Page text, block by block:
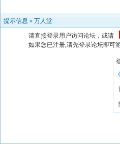
提示信息 » 万人堂
请直接登录用户访问论坛，或请
如果您已注册,请先登录论坛即可